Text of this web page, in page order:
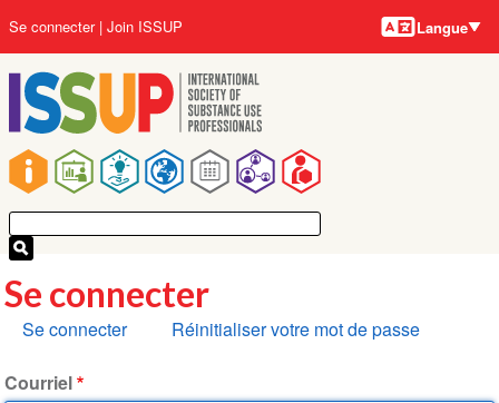
au
contenu
principal
Main
navigation
User
account
menu
Se connecter Join ISSUP Langues
Langue
Se connecter
Onglets
Se connecter Réinitialiser votre mot de passe
Courriel